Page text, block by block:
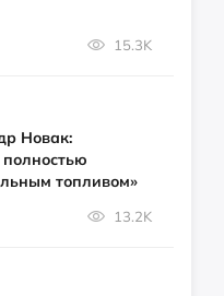
15.3K
Новак:
топливом»
13.2K